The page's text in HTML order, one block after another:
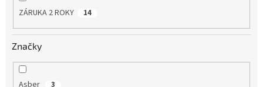
ZÁRUKA 2 ROKY 14
Značky
Asber 3